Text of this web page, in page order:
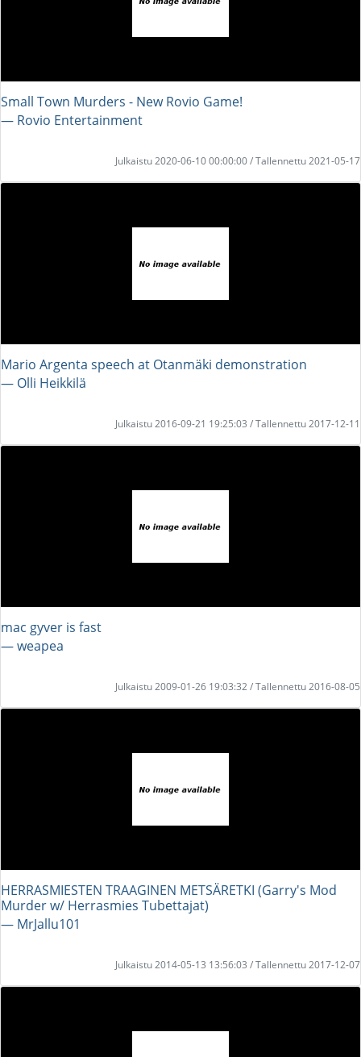
Small Town Murders - New Rovio Game!
― Rovio Entertainment
Julkaistu 2020-06-10 00:00:00 / Tallennettu 2021-05-17
Mario Argenta speech at Otanmäki demonstration
― Olli Heikkilä
Julkaistu 2016-09-21 19:25:03 / Tallennettu 2017-12-11
mac gyver is fast
― weapea
Julkaistu 2009-01-26 19:03:32 / Tallennettu 2016-08-05
HERRASMIESTEN TRAAGINEN METSÄRETKI (Garry's Mod
Murder w/ Herrasmies Tubettajat)
― MrJallu101
Julkaistu 2014-05-13 13:56:03 / Tallennettu 2017-12-07